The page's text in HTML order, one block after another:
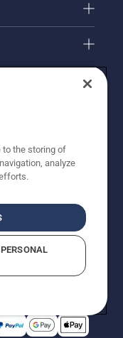
voorbehouden. De
Alle
(incl. BTW),
directe aankoop.
Privacyverklaring
Violations
to the storing of
analyze